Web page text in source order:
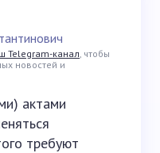
Telegram-канал, чтобы
новостей и
актами
требуют